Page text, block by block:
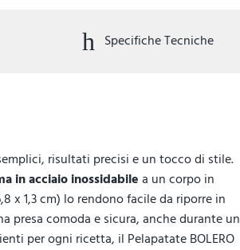
Specifiche Tecniche
risultati precisi e un tocco di stile.
in acciaio inossidabilea un corpo in
x 1,3 cm) lo rendono facile da riporre in
presa comoda e sicura, anche durante un
per ogni ricetta, il Pelapatate BOLERO